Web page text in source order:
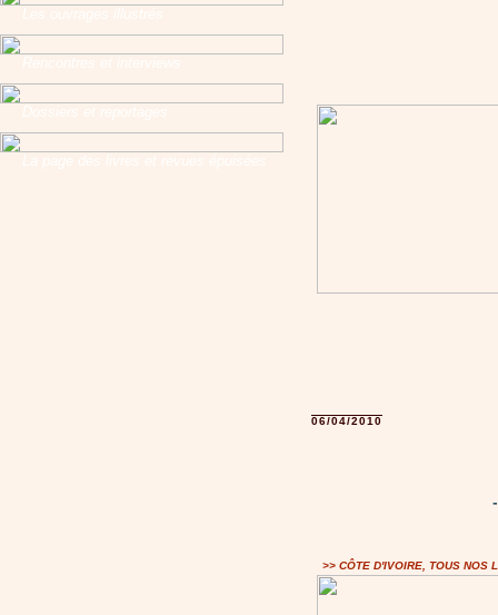
06/04/2010
>> CÔTE D'IVOIRE, TOUS NOS